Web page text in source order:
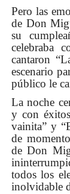
Pero las
de Don
su
celebraba
cantaron
escenario
público le
La noche
y con
vainita” y
de
de Don
todos los
inolvidable